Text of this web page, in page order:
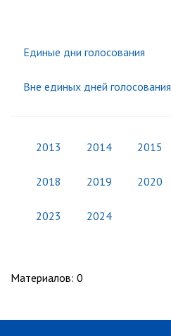
Единые дни голосования
Вне единых дней голосования
2013 2014 2015
2018 2019 2020
2023 2024
Материалов: 0